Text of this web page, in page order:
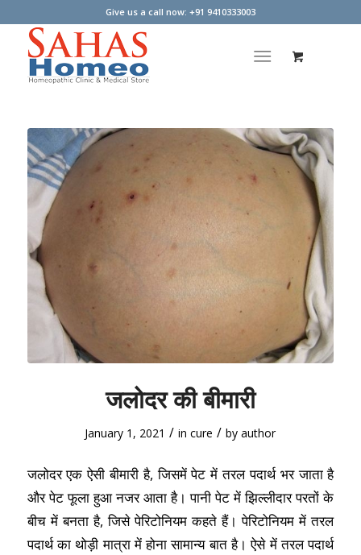
Give us a call now: +91 9410333003
जलोदर की बीमारी
January 1, 2021 / incure / byauthor
जलोदर एक ऐसी बीमारी है, जिसमें पेट में तरल पदार्थ भर जाता है
और पेट फूला हुआ नजर आता है। पानी पेट में झिल्लीदार परतों के
बीच में बनता है, जिसे पेरिटोनियम कहते हैं। पेरिटोनियम में तरल
पदार्थ का थोड़ी मात्रा में होना सामान्य बात है। ऐसे में तरल पदार्थ